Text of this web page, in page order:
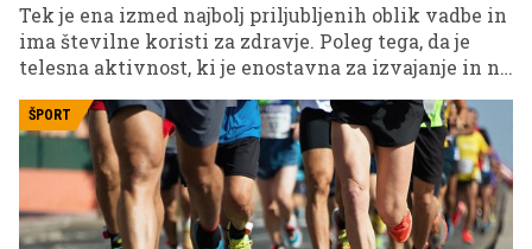
Tek je ena izmed najbolj priljubljenih oblik vadbe in
ima številne koristi za zdravje. Poleg tega, da je
telesna aktivnost, ki je enostavna za izvajanje in ne
pozitivne učinke na telo in um.
ŠPORT